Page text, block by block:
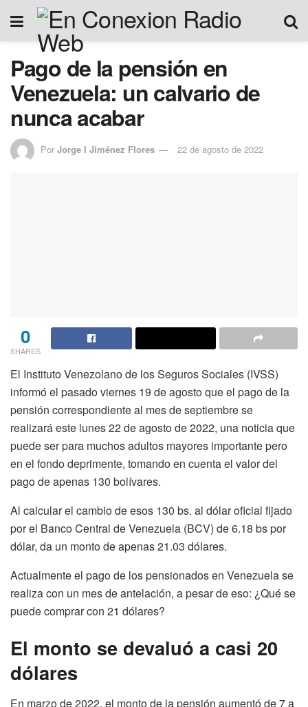
Pago de la pensión en
Venezuela: un calvario de
nunca acabar
Por Jorge I Jiménez Flores 22 de agosto de 2022
0
SHARES
El Instituto Venezolano de los Seguros Sociales (IVSS)
informó el pasado viernes 19 de agosto que el pago de la
pensión correspondiente al mes de septiembre se
realizará este lunes 22 de agosto de 2022, una noticia que
puede ser para muchos adultos mayores importante pero
en el fondo deprimente, tomando en cuenta el valor del
pago de apenas 130 bolívares.
Al calcular el cambio de esos 130 bs. al dólar oficial fijado
por el Banco Central de Venezuela (BCV) de 6.18 bs por
dólar, da un monto de apenas 21.03 dólares.
Actualmente el pago de los pensionados en Venezuela se
realiza con un mes de antelación, a pesar de eso: ¿Qué se
puede comprar con 21 dólares?
El monto se devaluó a casi 20
dólares
En marzo de 2022, el monto de la pensión aumentó de 7 a